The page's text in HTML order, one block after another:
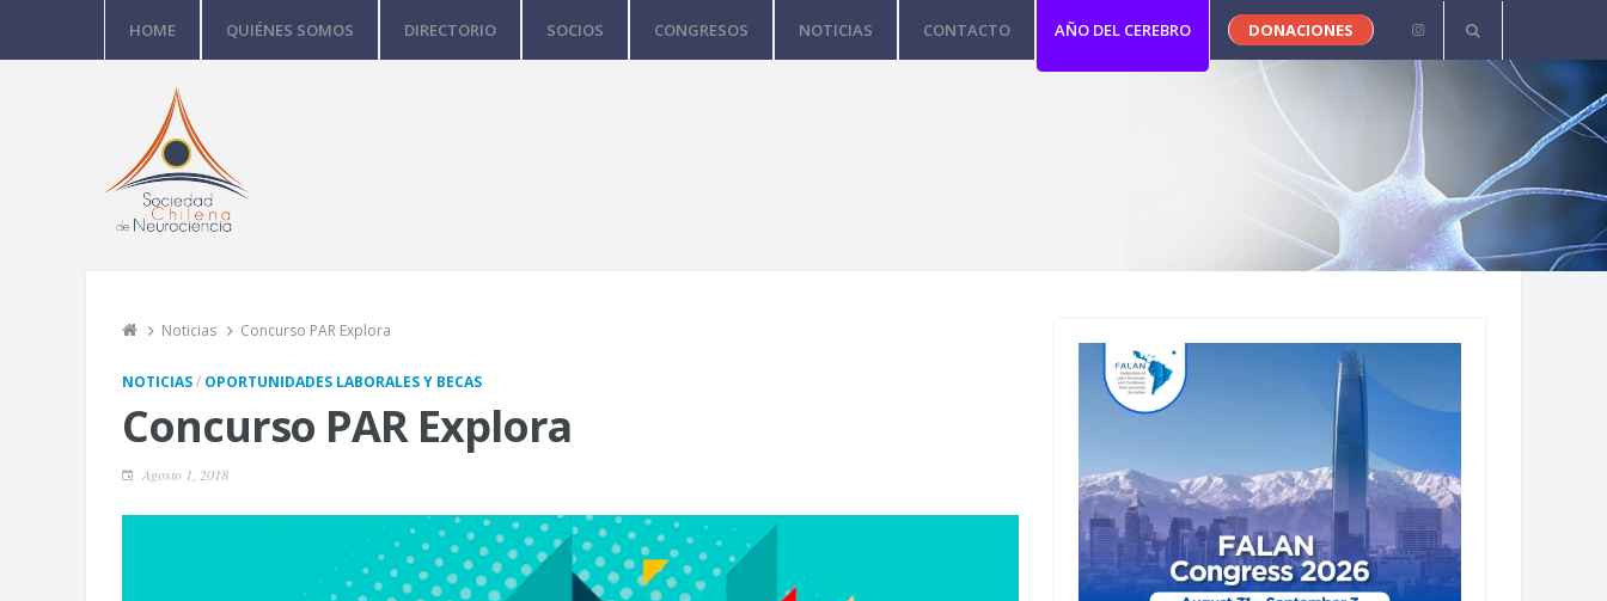
HOME QUIÉNES SOMOS DIRECTORIO SOCIOS CONGRESOS NOTICIAS CONTACTO AÑO DEL CEREBRO DONACIONES
Noticias Concurso PAR Explora
NOTICIAS/ OPORTUNIDADES LABORALES Y BECAS
Concurso PAR Explora
Agosto 1, 2018